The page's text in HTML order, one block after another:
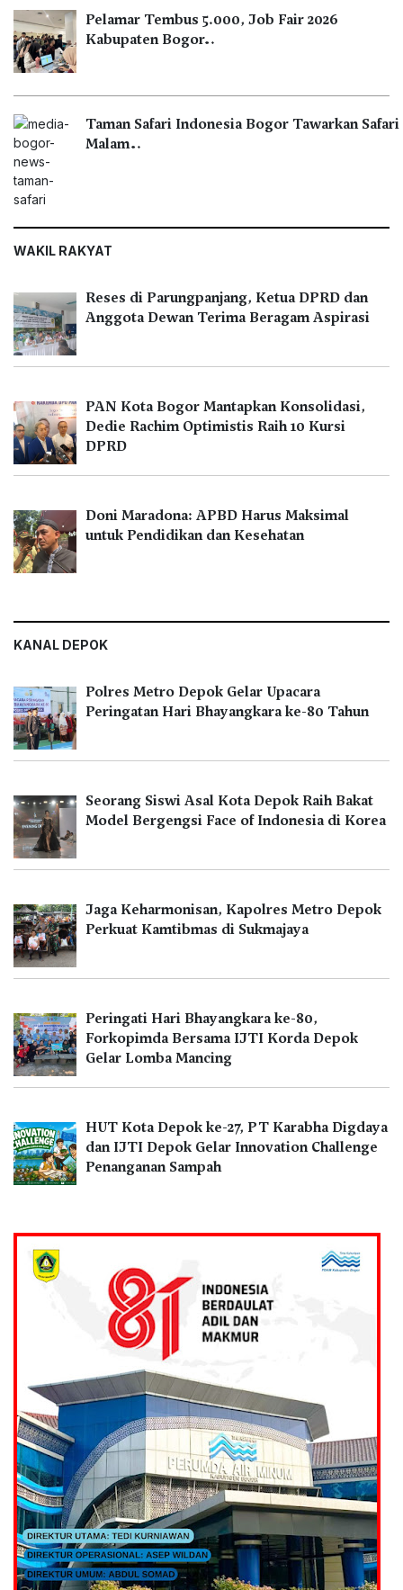
Pelamar Tembus 5.000, Job Fair 2026
Kabupaten Bogor…
Taman Safari Indonesia Bogor Tawarkan Safari
Malam…
WAKIL RAKYAT
Reses di Parungpanjang, Ketua DPRD dan
Anggota Dewan Terima Beragam Aspirasi
PAN Kota Bogor Mantapkan Konsolidasi,
Dedie Rachim Optimistis Raih 10 Kursi
DPRD
Doni Maradona: APBD Harus Maksimal
untuk Pendidikan dan Kesehatan
KANAL DEPOK
Polres Metro Depok Gelar Upacara
Peringatan Hari Bhayangkara ke-80 Tahun
Seorang Siswi Asal Kota Depok Raih Bakat
Model Bergengsi Face of Indonesia di Korea
Jaga Keharmonisan, Kapolres Metro Depok
Perkuat Kamtibmas di Sukmajaya
Peringati Hari Bhayangkara ke-80,
Forkopimda Bersama IJTI Korda Depok
Gelar Lomba Mancing
HUT Kota Depok ke-27, PT Karabha Digdaya
dan IJTI Depok Gelar Innovation Challenge
Penanganan Sampah